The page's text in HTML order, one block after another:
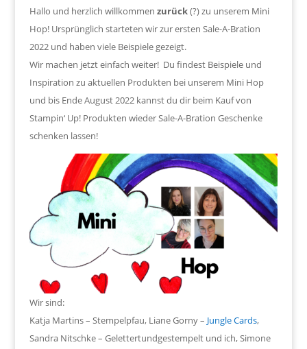
Hallo und herzlich willkommen zurück(?) zu unserem Mini
Hop! Ursprünglich starteten wir zur ersten Sale-A-Bration
2022 und haben viele Beispiele gezeigt.
Wir machen jetzt einfach weiter! Du findest Beispiele und
Inspiration zu aktuellen Produkten bei unserem Mini Hop
und bis Ende August 2022 kannst du dir beim Kauf von
Stampin‘ Up! Produkten wieder Sale-A-Bration Geschenke
schenken lassen!
Wir sind:
Katja Martins – Stempelpfau, Liane Gorny – Jungle Cards,
Sandra Nitschke – Gelettertundgestempelt und ich, Simone